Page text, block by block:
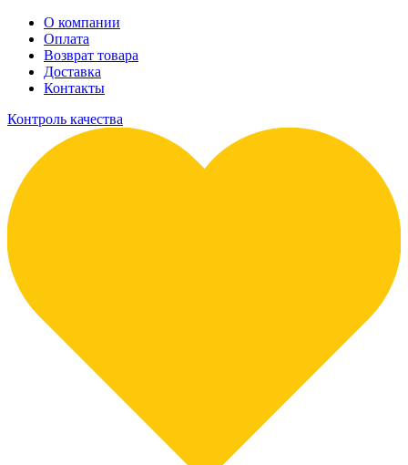
О компании
Оплата
Возврат товара
Доставка
Контакты
Контроль качества